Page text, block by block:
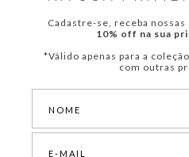
Cadastre-se, receba
10% off na sua
*Válido apenas para a
com outras